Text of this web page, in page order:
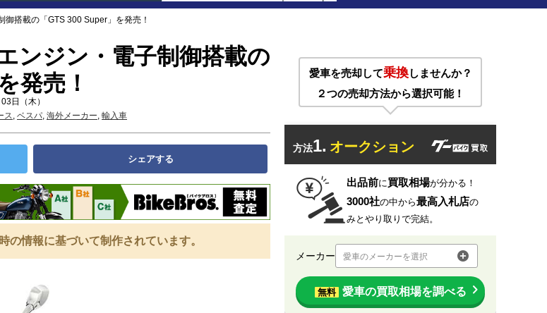
御搭載の「GTS 300 Super」を発売！
ンジン・電子制御搭載の
発売！
日（木）
ス, ベスパ, 海外メーカー, 輸入車
シェアする
の情報に基づいて制作されています。
愛車を売却して乗換しませんか？
２つの売却方法から選択可能！
方法1. オークション
出品前に買取相場が分かる！
3000社の中から最高入札店の
みとやり取りで完結。
メーカー 愛車のメーカーを選択
無料 愛車の買取相場を調べる